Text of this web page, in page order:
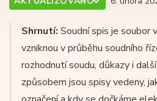
Shrnutí: Soudní spis je soubor
vzniknou v průběhu soudního
rozhodnutí soudu, důkazy i
způsobem jsou spisy vedeny,